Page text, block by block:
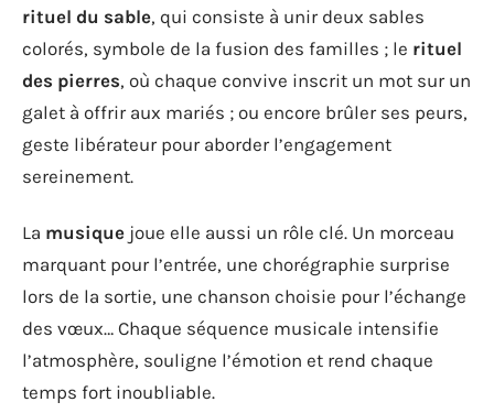
rituel du sable, qui consiste à unir deux sables
colorés, symbole de la fusion des familles ; le rituel
des pierres, où chaque convive inscrit un mot sur un
galet à offrir aux mariés ; ou encore brûler ses peurs,
geste libérateur pour aborder l’engagement
sereinement.
La musique joue elle aussi un rôle clé. Un morceau
marquant pour l’entrée, une chorégraphie surprise
lors de la sortie, une chanson choisie pour l’échange
des vœux… Chaque séquence musicale intensifie
l’atmosphère, souligne l’émotion et rend chaque
temps fort inoubliable.